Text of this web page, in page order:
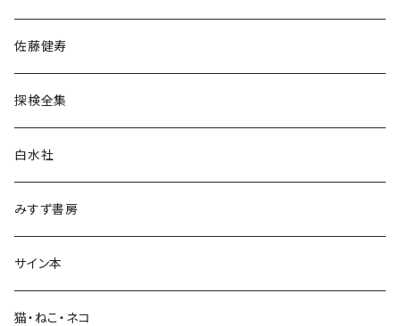
民族・風習
言語・ことば
佐藤健寿
探検全集
白水社
みすず書房
サイン本
猫・ねこ・ネコ